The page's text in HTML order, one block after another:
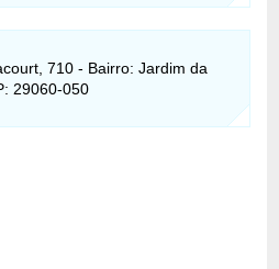
710 - Bairro: Jardim da
29060-050